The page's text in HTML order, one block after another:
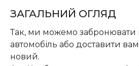
ЗАГАЛЬНИЙ ОГЛЯД
Так, ми можемо
автомобіль або доставити
новий.